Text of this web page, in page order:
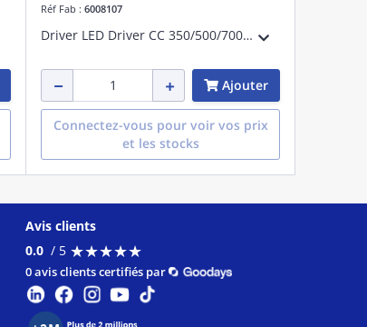
Réf Fab : 6008107
Driver LED Driver CC 350/500/700mA 0-10V Dim Blanc référence 6008107 univers Accessoire
Ajouter
Connectez-vous pour voir vos prix
et les stocks
Avis clients
0.0 / 5 ★★★★★
★★★★★
0 avis clients certifiés par